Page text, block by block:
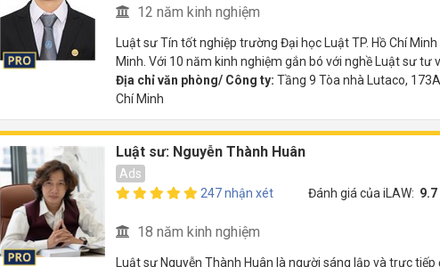
12 năm kinh nghiệm
Luật sư Tín tốt nghiệp trường Đại học Luật TP. Hồ Chí
Minh. Với 10 năm kinh nghiệm gắn bó với nghề Luật sư tư
Địa chỉ văn phòng/ Công ty: Tầng 9 Tòa nhà Lutaco,
Chí Minh
Luật sư: Nguyễn Thành Huân
Ads
247 nhận xét
Đánh giá của iLAW: 9.7
18 năm kinh nghiệm
Luật sư Nguyễn Thành Huân là người sáng lập và trực